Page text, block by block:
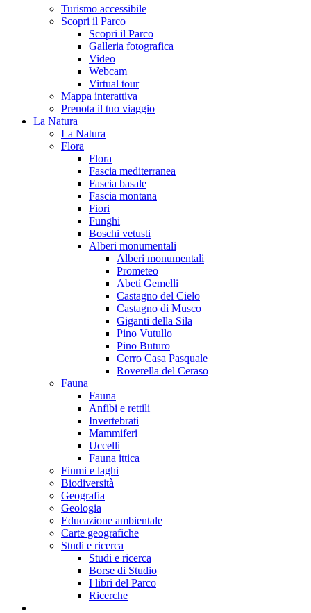
Turismo accessibile
Scopri il Parco
Scopri il Parco
Galleria fotografica
Video
Webcam
Virtual tour
Mappa interattiva
Prenota il tuo viaggio
La Natura
La Natura
Flora
Flora
Fascia mediterranea
Fascia basale
Fascia montana
Fiori
Funghi
Boschi vetusti
Alberi monumentali
Alberi monumentali
Prometeo
Abeti Gemelli
Castagno del Cielo
Castagno di Musco
Giganti della Sila
Pino Vutullo
Pino Buturo
Cerro Casa Pasquale
Roverella del Ceraso
Fauna
Fauna
Anfibi e rettili
Invertebrati
Mammiferi
Uccelli
Fauna ittica
Fiumi e laghi
Biodiversità
Geografia
Geologia
Educazione ambientale
Carte geografiche
Studi e ricerca
Studi e ricerca
Borse di Studio
I libri del Parco
Ricerche